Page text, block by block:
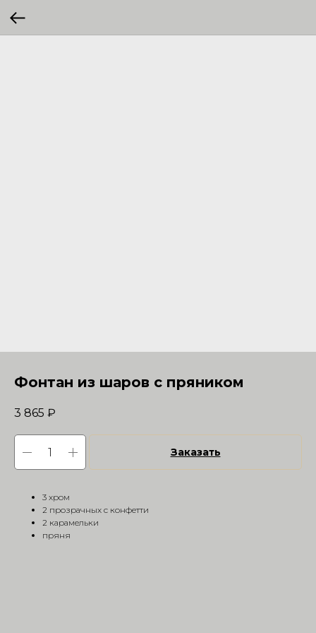
Фонтан из шаров с пряником
3 865 ₽
Заказать
3 хром
2 прозрачных с конфетти
2 карамельки
пряня